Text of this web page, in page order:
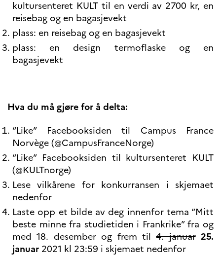
kultursenteret KULT til en verdi av 2700 kr, en
reisebag og en bagasjevekt
plass: en reisebag og en bagasjevekt
plass: en design termoflaske og en
bagasjevekt
Hva du må gjøre for å delta:
“Like” Facebooksiden til Campus France
Norvège (@CampusFranceNorge)
“Like” Facebooksiden til kultursenteret KULT
(@KULTnorge)
Lese vilkårene for konkurransen i skjemaet
nedenfor
Laste opp et bilde av deg innenfor tema “Mitt
beste minne fra studietiden i Frankrike” fra og
med 18. desember og frem til4. januar 25.
januar 2021 kl 23:59 i skjemaet nedenfor